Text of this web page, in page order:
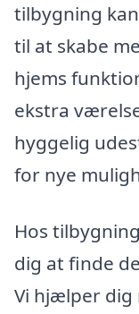
tilbygning
til at skabe
hjems
ekstra
hyggelig
for nye
Hos
dig at finde
Vi hjælper dig